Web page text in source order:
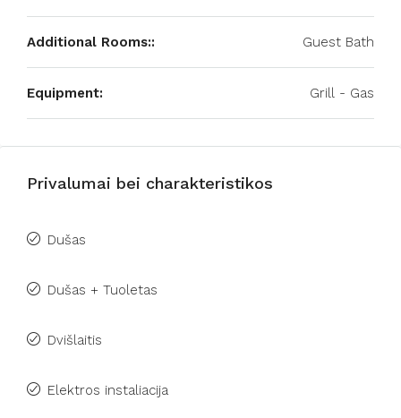
Additional Rooms:: Guest Bath
Equipment: Grill - Gas
Privalumai bei charakteristikos
Dušas
Dušas + Tuoletas
Dvišlaitis
Elektros instaliacija